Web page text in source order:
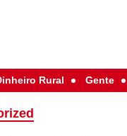
Rural Gente